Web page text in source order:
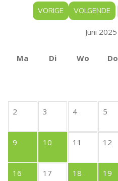
VORIGE VOLGENDE
Juni 2025
Ma Di Wo Do
2 3 4 5
9 10 11 12
16 17 18 19